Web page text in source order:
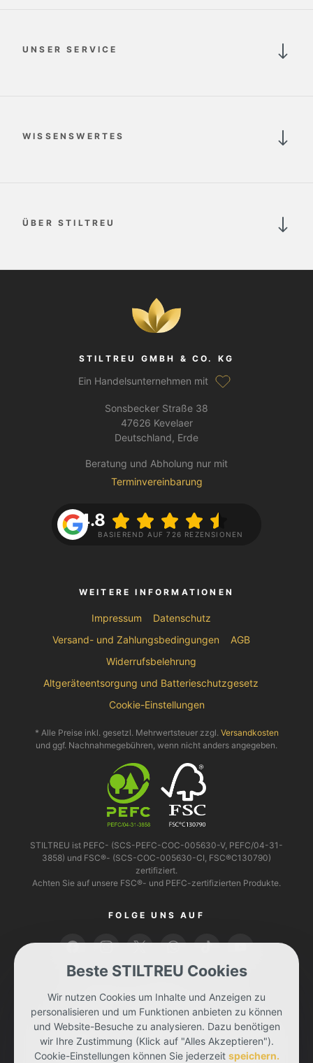
UNSER SERVICE
WISSENSWERTES
ÜBER STILTREU
STILTREU GMBH & CO. KG
Ein Handelsunternehmen mit
Sonsbecker Straße 38
47626 Kevelaer
Deutschland, Erde
Beratung und Abholung nur mit
Terminvereinbarung
4.8
BASIEREND AUF 726 REZENSIONEN
WEITERE INFORMATIONEN
Impressum
Datenschutz
Versand- und Zahlungsbedingungen
AGB
Widerrufsbelehrung
Altgeräteentsorgung und Batterieschutzgesetz
Cookie-Einstellungen
* Alle Preise inkl. gesetzl. Mehrwertsteuer zzgl. Versandkosten
und ggf. Nachnahmegebühren, wenn nicht anders angegeben.
STILTREU ist PEFC- (SCS-PEFC-COC-005630-V, PEFC/04-31-
3858) und FSC®- (SCS-COC-005630-CI, FSC®C130790)
zertifiziert.
Achten Sie auf unsere FSC®- und PEFC-zertifizierten Produkte.
FOLGE UNS AUF
Beste STILTREU Cookies
Wir nutzen Cookies um Inhalte und Anzeigen zu
personalisieren und um Funktionen anbieten zu können
und Website-Besuche zu analysieren. Dazu benötigen
wir Ihre Zustimmung (Klick auf "Alles Akzeptieren").
Cookie-Einstellungen können Sie jederzeit speichern.